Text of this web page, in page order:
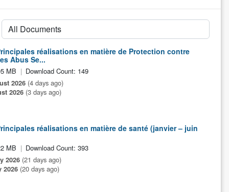
réalisations en matière de Protection contre
Abus Se...
MB
Download Count: 149
2026 (4 days ago)
2026 (3 days ago)
réalisations en matière de santé (janvier – juin
MB
Download Count: 393
2026 (21 days ago)
2026 (20 days ago)